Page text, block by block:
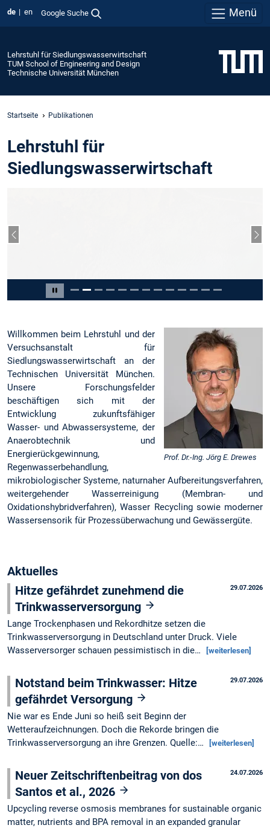
de en Google Suche Menü
Lehrstuhl für Siedlungswasserwirtschaft
TUM School of Engineering and Design
Technische Universität München
Startseite Publikationen
Lehrstuhl für
Siedlungswasserwirtschaft
Carousel pausieren
Vorheriger Slide
Slide 2 von 13
Prof. Dr.-Ing. Jörg E. Drewes
Willkommen beim Lehrstuhl und der
Versuchsanstalt für
Siedlungswasserwirtschaft an der
Technischen Universität München.
Unsere Forschungsfelder
beschäftigen sich mit der
Entwicklung zukunftsfähiger
Wasser- und Abwassersysteme, der
Anaerobtechnik und
Energierückgewinnung,
Regenwasserbehandlung,
mikrobiologischer Systeme, naturnaher Aufbereitungsverfahren,
weitergehender Wasserreinigung (Membran- und
Oxidationshybridverfahren), Wasser Recycling sowie moderner
Wassersensorik für Prozessüberwachung und Gewässergüte.
Aktuelles
29.07.2026
Hitze gefährdet zunehmend die
Trinkwasserversorgung
Lange Trockenphasen und Rekordhitze setzen die
Trinkwasserversorgung in Deutschland unter Druck. Viele
Wasserversorger schauen pessimistisch in die…
[weiterlesen]
29.07.2026
Notstand beim Trinkwasser: Hitze
gefährdet Versorgung
Nie war es Ende Juni so heiß seit Beginn der
Wetteraufzeichnungen. Doch die Rekorde bringen die
Trinkwasserversorgung an ihre Grenzen. Quelle:…
[weiterlesen]
24.07.2026
Neuer Zeitschriftenbeitrag von dos
Santos et al., 2026
Upcycling reverse osmosis membranes for sustainable organic
matter, nutrients and BPA removal in an expanded granular